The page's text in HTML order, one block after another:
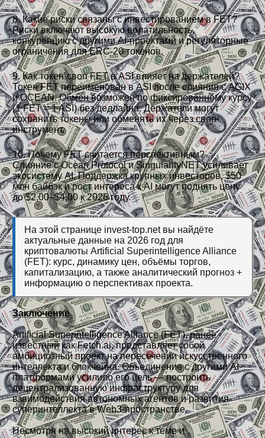
8. Какие риски связаны с инвестированием в FET?
Риски включают высокую волатильность,
конкуренцию с другими AI-проектами и регуляторные
ограничения для ERC-20 токенов.
9. Как токен-своп FET в ASI влияет на держателей?
Токен FET переименован в ASI после слияния с AGIX
и OCEAN. Обмен возможен по фиксированному курсу
(1 FET = 1 ASI) без дедлайна. Держатели могут
сохранить токены или обменять их через своп-
инструмент.
10. Почему FET считается перспективным?
Слияние с Ocean Protocol и SingularityNET усиливает
экосистему AI. Поддержка крупных инвесторов, $50
млн байбэк и рост интереса к AI могут поднять цену
до $2,00–$4,00 к 2026 году.
На этой странице invest-top.net вы найдёте
актуальные данные на 2026 год для
криптовалюты Artificial Superintelligence Alliance
(FET): курс, динамику цен, объёмы торгов,
капитализацию, а также аналитический прогноз +
информацию о перспективах проекта.
Заключение
Artificial Superintelligence Alliance (FET), ранее
известный как Fetch.ai, представляет собой
амбициозный проект на пересечении искусственного
интеллекта и блокчейна. Объединение с другими AI-
платформами усилило его цель — построить
децентрализованную инфраструктуру для
взаимодействия автономных агентов и развития
суперинтеллекта в Web3-пространстве.
Несмотря на высокий интерес к теме и